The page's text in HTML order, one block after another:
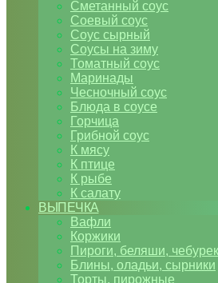
Сметанный соус
Соевый соус
Соус сырный
Соусы на зиму
Томатный соус
Маринады
Чесночный соус
Блюда в соусе
Горчица
Грибной соус
К мясу
К птице
К рыбе
К салату
ВЫПЕЧКА
Вафли
Коржики
Пироги, беляши,
Блины, оладьи, сырники
Торты, пирожные